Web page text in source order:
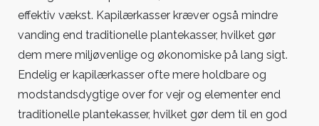
effektiv vækst. Kapilærkasser kræver også mindre
vanding end traditionelle plantekasser, hvilket gør
dem mere miljøvenlige og økonomiske på lang sigt.
Endelig er kapilærkasser ofte mere holdbare og
modstandsdygtige over for vejr og elementer end
traditionelle plantekasser, hvilket gør dem til en god